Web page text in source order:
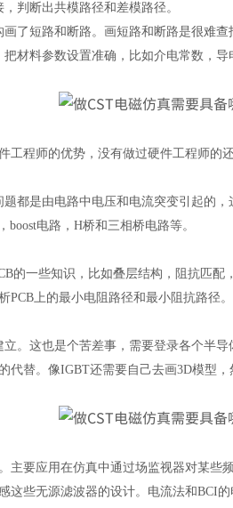
判断出共模路径和差模路径。
了短路和断路。画短路和断路是很难
材料参数设置准确，比如介电常数，
工程师的优势，没有做过硬件工程师
都是由电路中电压和电流突变引起的
boost电路，H桥和三相桥电路等。
的一些知识，比如叠层结构，阻抗匹
PCB上的最小电阻路径和最小阻抗路径
。这也是个苦差事，需要登录各个半
代替。像IGBT还需要自己去画3D模型，
主要应用在仿真中通过场监视器对某
这些无源滤波器的设计。电流法和BCI